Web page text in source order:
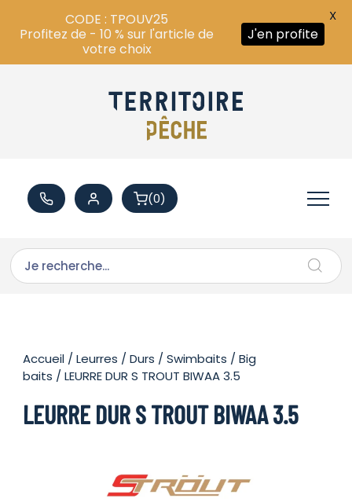
(0)
Accueil /Leurres /Durs /Swimbaits / Big
baits / LEURRE DUR S TROUT BIWAA 3.5
LEURRE DUR S TROUT BIWAA 3.5
CODE : TPOUV25
Profitez de - 10 % sur l'article de
votre choix
J'en profite
X